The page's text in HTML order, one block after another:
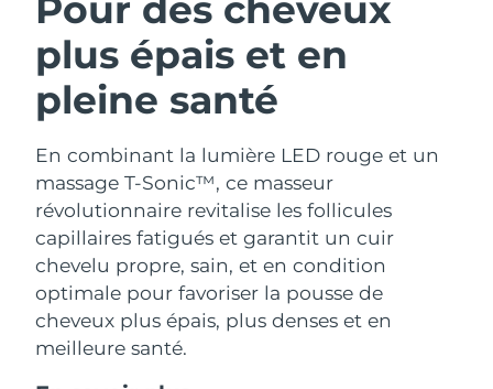
plus épais et en
pleine santé
En combinant la lumière LED rouge et un
massage T-Sonic™, ce masseur
révolutionnaire revitalise les follicules
capillaires fatigués et garantit un cuir
chevelu propre, sain, et en condition
optimale pour favoriser la pousse de
cheveux plus épais, plus denses et en
meilleure santé.